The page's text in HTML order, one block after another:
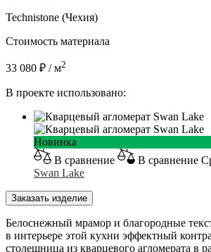
Technistone (Чехия)
Стоимость материала
33 080 ₽ / м2
В проекте использовано:
Новинка
В сравнение
В сравнение
Swan Lake
Заказать изделие
Белоснежный мрамор и благородные
в интерьере этой кухни эффектный
столешница из кварцевого агломерата в